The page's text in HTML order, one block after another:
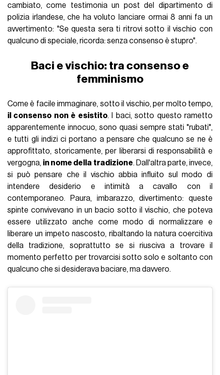
cambiato, come testimonia un post del dipartimento di
polizia irlandese, che ha voluto lanciare ormai 8 anni fa un
avvertimento: "Se questa sera ti ritrovi sotto il vischio con
qualcuno di speciale, ricorda: senza consenso è stupro".
Baci e vischio: tra consenso e
femminismo
Come è facile immaginare, sotto il vischio, per molto tempo,
il consenso non è esistito. I baci, sotto questo rametto
apparentemente innocuo, sono quasi sempre stati "rubati",
e tutti gli indizi ci portano a pensare che qualcuno se ne è
approfittato, storicamente, per liberarsi di responsabilità e
vergogna, in nome della tradizione. Dall'altra parte, invece,
si può pensare che il vischio abbia influito sul modo di
intendere desiderio e intimità a cavallo con il
contemporaneo. Paura, imbarazzo, divertimento: queste
spinte convivevano in un bacio sotto il vischio, che poteva
essere utilizzato anche come modo di normalizzare e
liberare un impeto nascosto, ribaltando la natura coercitiva
della tradizione, soprattutto se si riusciva a trovare il
momento perfetto per trovarcisi sotto solo e soltanto con
qualcuno che si desiderava baciare, ma davvero.